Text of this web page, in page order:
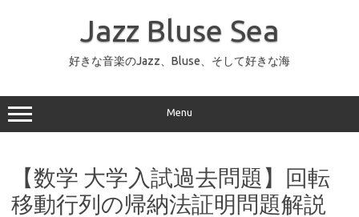
ッ
プ
Jazz Bluse Sea
好きな音楽のJazz、Bluse、そして好きな海
Menu
【数学 大学入試過去問題】回転
移動行列の帰納法証明問題解説